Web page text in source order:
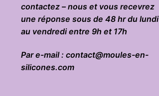
contactez – nous et vous recevrez
une réponse sous de 48 hr du lundi
au vendredi entre 9h et 17h
Par e-mail : contact@moules-en-
silicones.com